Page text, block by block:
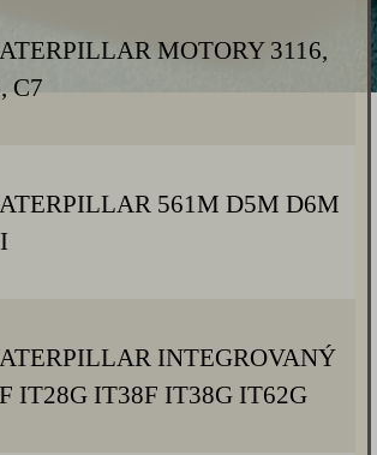
MOTORY 3116,
C7
561M D5M D6M
INTEGROVANÝ
IT28G IT38F IT38G IT62G